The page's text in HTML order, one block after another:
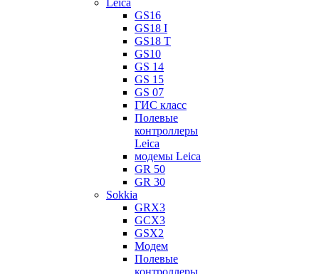
Leica
GS16
GS18 I
GS18 T
GS10
GS 14
GS 15
GS 07
ГИС класс
Полевые
контроллеры
Leica
модемы Leica
GR 50
GR 30
Sokkia
GRX3
GCX3
GSX2
Модем
Полевые
контроллеры